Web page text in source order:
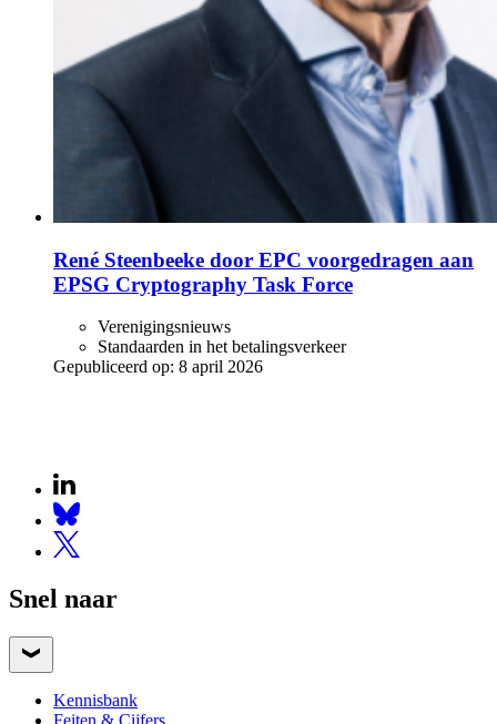
René Steenbeeke door EPC voorgedragen aan
EPSG Cryptography Task Force
Verenigingsnieuws
Standaarden in het betalingsverkeer
Gepubliceerd op: 8 april 2026
Snel naar
Kennisbank